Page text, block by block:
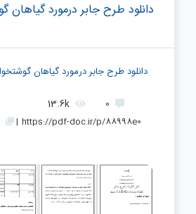
دانلود طرح جابر درمورد گیاهان
دانلود طرح جابر درمورد گیاهان
0
13.6k
https://pdf-doc.ir/p/88998e0
|